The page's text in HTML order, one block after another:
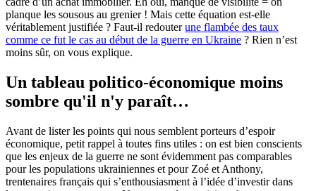
planque les sousous au grenier ! Mais cette équation est-elle
véritablement justifiée ? Faut-il redouterune flambée des taux
comme ce fut le cas au début de la guerre en Ukraine ? Rien n’est
moins sûr, on vous explique.
Un tableau politico-économique moins
sombre qu'il n'y paraît…
Avant de lister les points qui nous semblent porteurs d’espoir
économique, petit rappel à toutes fins utiles : on est bien conscients
que les enjeux de la guerre ne sont évidemment pas comparables
pour les populations ukrainiennes et pour Zoé et Anthony,
trentenaires français qui s’enthousiasment à l’idée d’investir dans